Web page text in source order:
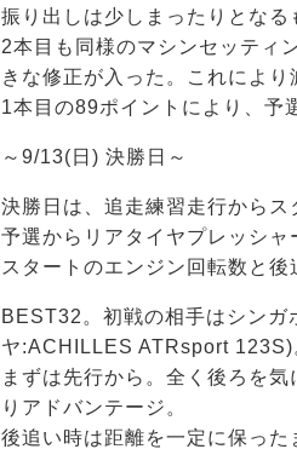
振り出しは少しまったりとなる
2本目も同様のマシンセッティ
きな修正が入った。これにより
1本目の89ポイントにより、予
～9/13(日) 決勝日～
決勝日は、追走練習走行からス
予選からリアタイヤプレッシャ
スタートのエンジン回転数と
BEST32。初戦の相手はシン
ヤ:ACHILLES ATRsport 123S)
まずは先行から。全く後ろを
りアドバンテージ。
後追い時は距離を一定に保った